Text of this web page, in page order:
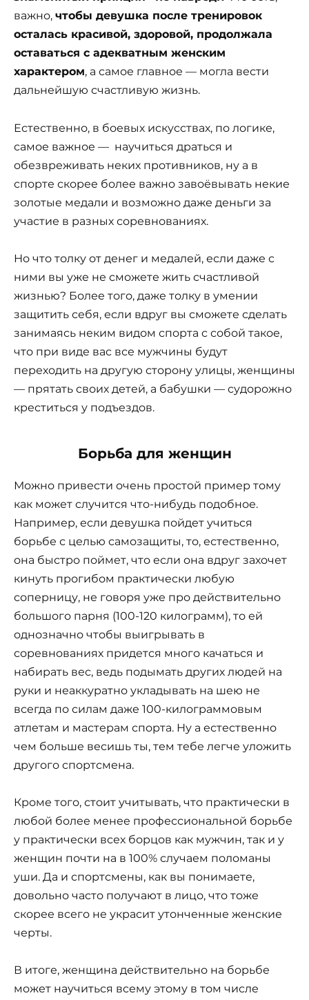
важно, чтобы девушка после тренировок
осталась красивой, здоровой, продолжала
оставаться с адекватным женским
характером, а самое главное — могла вести
дальнейшую счастливую жизнь.
Естественно, в боевых искусствах, по логике,
самое важное — научиться драться и
обезвреживать неких противников, ну а в
спорте скорее более важно завоёвывать некие
золотые медали и возможно даже деньги за
участие в разных соревнованиях.
Но что толку от денег и медалей, если даже с
ними вы уже не сможете жить счастливой
жизнью? Более того, даже толку в умении
защитить себя, если вдруг вы сможете сделать
занимаясь неким видом спорта с собой такое,
что при виде вас все мужчины будут
переходить на другую сторону улицы, женщины
— прятать своих детей, а бабушки — судорожно
креститься у подъездов.
Борьба для женщин
Можно привести очень простой пример тому
как может случится что-нибудь подобное.
Например, если девушка пойдет учиться
борьбе с целью самозащиты, то, естественно,
она быстро поймет, что если она вдруг захочет
кинуть прогибом практически любую
соперницу, не говоря уже про действительно
большого парня (100-120 килограмм), то ей
однозначно чтобы выигрывать в
соревнованиях придется много качаться и
набирать вес, ведь подымать других людей на
руки и неаккуратно укладывать на шею не
всегда по силам даже 100-килограммовым
атлетам и мастерам спорта. Ну а естественно
чем больше весишь ты, тем тебе легче уложить
другого спортсмена.
Кроме того, стоит учитывать, что практически в
любой более менее профессиональной борьбе
у практически всех борцов как мужчин, так и у
женщин почти на в 100% случаем поломаны
уши. Да и спортсмены, как вы понимаете,
довольно часто получают в лицо, что тоже
скорее всего не украсит утонченные женские
черты.
В итоге, женщина действительно на борьбе
может научиться всему этому в том числе